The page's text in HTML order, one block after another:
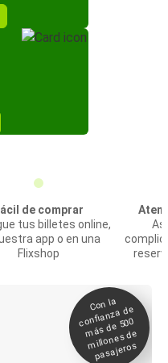
de comprar
tus billetes online,
app o en una
Flixshop
Con la
confianza de
más de 500
millones de
pasajeros